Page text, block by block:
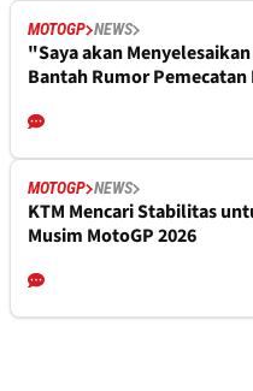
MOTOGP NEWS
"Saya akan
Bantah Rumor Pemecatan
MOTOGP NEWS
KTM Mencari Stabilitas
Musim MotoGP 2026